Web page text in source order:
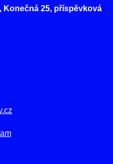
Konečná 25, příspěvková